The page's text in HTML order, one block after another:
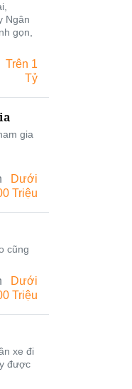
Ngân
gọn,
Trên 1
Tỷ
gia
Dưới
Triệu
cũng
Dưới
Triệu
xe đi
được